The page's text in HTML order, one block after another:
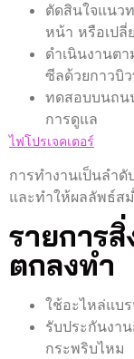
ตัดสินใจแนว
หน้า หรือเป
ดำเนินงานต
ซีลด้วยกาวบิ
ทดสอบบนถน
การดูแล
ไฟโปรเจคเตอร์
การทำงานเป็นลำดั
และทำให้ผลลัพธ์ส
รายการ
ตกลงทำ
ใช้อะไหล่แบ
รับประกันงา
กระพริบไหม